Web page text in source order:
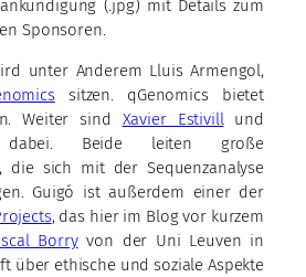
(.jpg) mit Details zum
Sponsoren.
unter Anderem Lluis Armengol,
sitzen. qGenomics bietet
Weiter sind Xavier Estivillund
Beide leiten große
die sich mit der Sequenzanalyse
Guigó ist außerdem einer der
, das hier im Blog vor kurzem
Borryvon der Uni Leuven in
über ethische und soziale Aspekte